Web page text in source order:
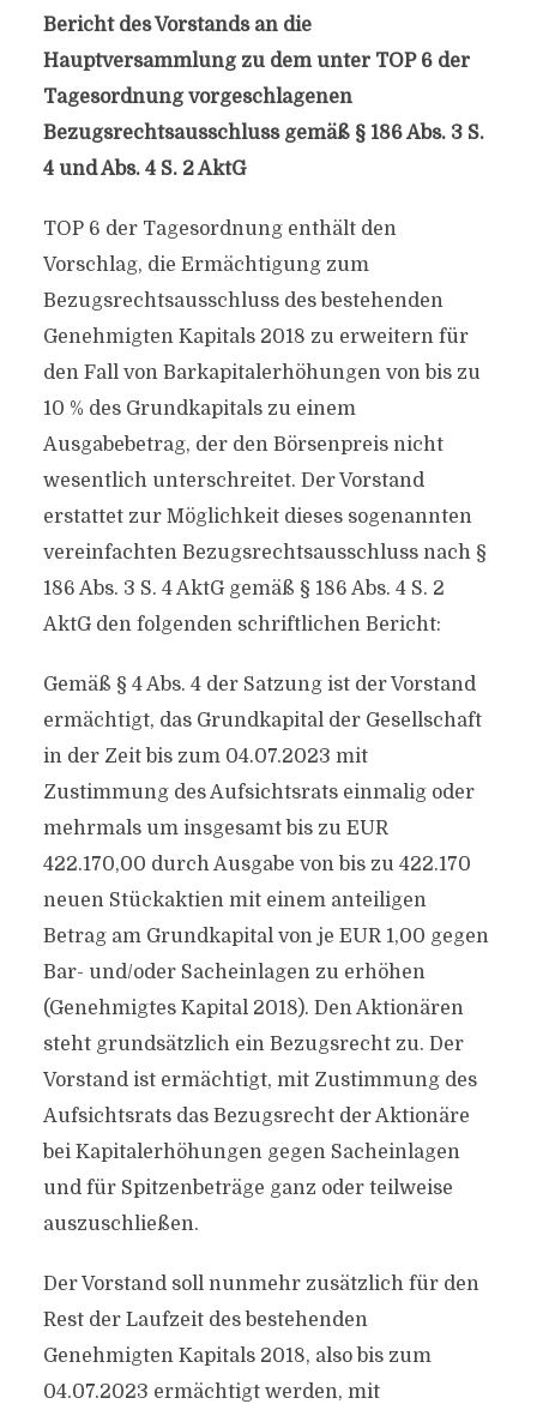
Bericht des Vorstands an die
Hauptversammlung zu dem unter TOP 6 der
Tagesordnung vorgeschlagenen
Bezugsrechtsausschluss gemäß § 186 Abs. 3 S.
4 und Abs. 4 S. 2 AktG
TOP 6 der Tagesordnung enthält den
Vorschlag, die Ermächtigung zum
Bezugsrechtsausschluss des bestehenden
Genehmigten Kapitals 2018 zu erweitern für
den Fall von Barkapitalerhöhungen von bis zu
10 % des Grundkapitals zu einem
Ausgabebetrag, der den Börsenpreis nicht
wesentlich unterschreitet. Der Vorstand
erstattet zur Möglichkeit dieses sogenannten
vereinfachten Bezugsrechtsausschluss nach §
186 Abs. 3 S. 4 AktG gemäß § 186 Abs. 4 S. 2
AktG den folgenden schriftlichen Bericht:
Gemäß § 4 Abs. 4 der Satzung ist der Vorstand
ermächtigt, das Grundkapital der Gesellschaft
in der Zeit bis zum 04.07.2023 mit
Zustimmung des Aufsichtsrats einmalig oder
mehrmals um insgesamt bis zu EUR
422.170,00 durch Ausgabe von bis zu 422.170
neuen Stückaktien mit einem anteiligen
Betrag am Grundkapital von je EUR 1,00 gegen
Bar- und/oder Sacheinlagen zu erhöhen
(Genehmigtes Kapital 2018). Den Aktionären
steht grundsätzlich ein Bezugsrecht zu. Der
Vorstand ist ermächtigt, mit Zustimmung des
Aufsichtsrats das Bezugsrecht der Aktionäre
bei Kapitalerhöhungen gegen Sacheinlagen
und für Spitzenbeträge ganz oder teilweise
auszuschließen.
Der Vorstand soll nunmehr zusätzlich für den
Rest der Laufzeit des bestehenden
Genehmigten Kapitals 2018, also bis zum
04.07.2023 ermächtigt werden, mit